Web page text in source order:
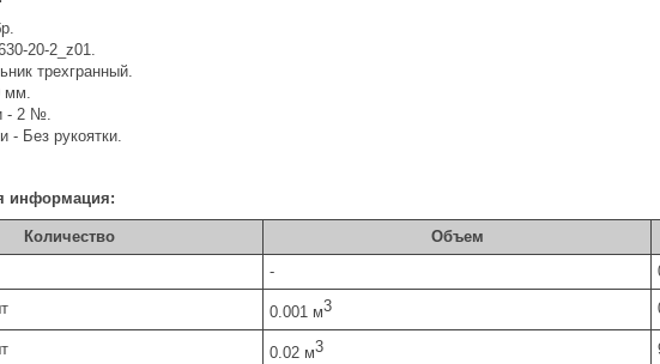
20-2_z01.
трехгранный.
мм.
- 2 №.
- Без рукоятки.
информация:
Количество Объем
-
0.001 м3
0.02 м3